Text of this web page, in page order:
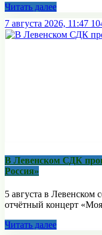
Читать далее
7 августа 2026, 11:47
В Левенском СДК
Россия»
5 августа в Левенском
отчётный концерт
Читать далее